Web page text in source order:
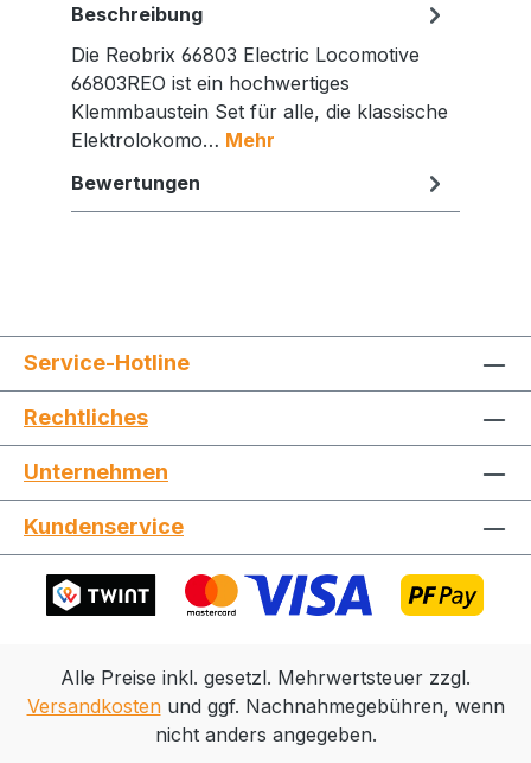
Jetzt die Website deinen Freunden zeigen
Whatsapp
Beschreibung
Die Reobrix 66803 Electric Locomotive
66803REO ist ein hochwertiges
Klemmbaustein Set für alle, die klassische
Elektrolokomo… Mehr
Bewertungen
Service-Hotline
Rechtliches
Unternehmen
Kundenservice
Alle Preise inkl. gesetzl. Mehrwertsteuer zzgl.
Versandkostenund ggf. Nachnahmegebühren, wenn
nicht anders angegeben.